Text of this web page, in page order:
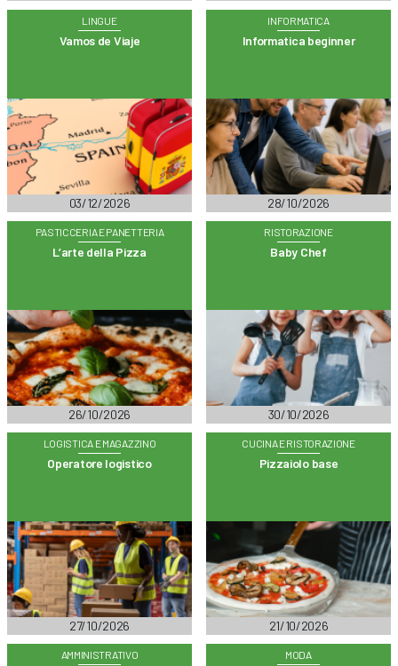
LINGUE
Vamos de Viaje
03/12/2026
INFORMATICA
Informatica beginner
28/10/2026
PASTICCERIA E PANETTERIA
L’arte della Pizza
26/10/2026
RISTORAZIONE
Baby Chef
30/10/2026
LOGISTICA E MAGAZZINO
Operatore logistico
27/10/2026
CUCINA E RISTORAZIONE
Pizzaiolo base
21/10/2026
AMMINISTRATIVO MODA